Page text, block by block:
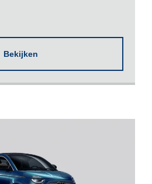
Bekijken